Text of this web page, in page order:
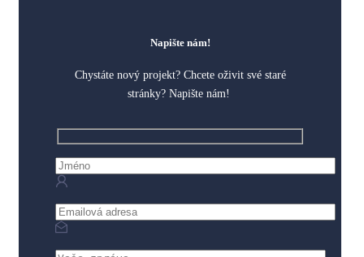
Napište nám!
Chystáte nový projekt? Chcete oživit své staré
stránky? Napište nám!